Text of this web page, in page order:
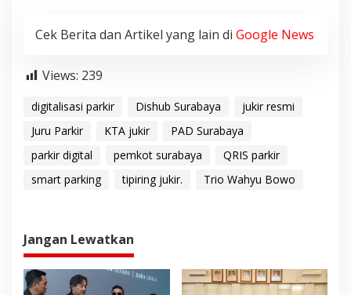
Cek Berita dan Artikel yang lain di Google News
Views: 239
digitalisasi parkir Dishub Surabaya
jukir resmi
Juru Parkir
KTA jukir
PAD Surabaya
parkir digital
pemkot surabaya
QRIS parkir
smart parking
tipiring jukir. Trio Wahyu Bowo
Jangan Lewatkan